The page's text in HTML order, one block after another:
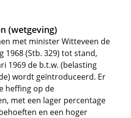
(wetgeving)
met minister Witteveen de
1968 (Stb. 329) tot stand,
1969 de b.t.w. (belasting
wordt geïntroduceerd. Er
heffing op de
met een lager percentage
en een hoger